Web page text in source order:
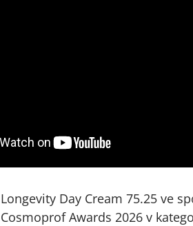
Longevity Day Cream 75.25 ve
Cosmoprof Awards 2026 v